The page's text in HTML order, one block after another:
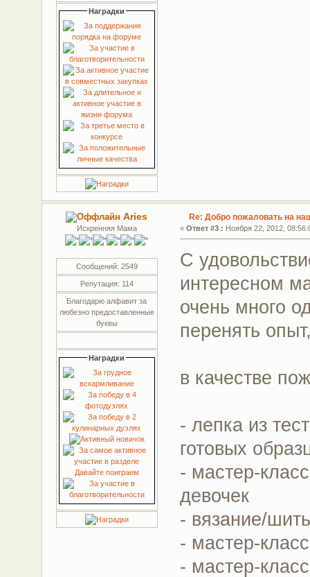
Наградки
Aries
Искренняя Мама
Сообщений: 2549
Репутация: 114
Благодарю алфавит за
любезно предоставленные
буквы
Наградки
Re: Добро пожаловать на
«Ответ #3 : Ноября 22, 2012,
С
интересном
очень много
перенять
в качестве
- лепка из
готовых
- мастер-
девочек
- вязание/
- мастер-
- мастер-